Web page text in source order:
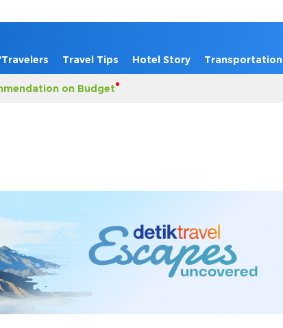
Travel Tips Hotel Story Transportation
on Budget